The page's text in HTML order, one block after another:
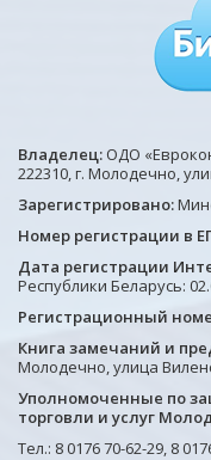
Владелец: ОДО
222310, г. Молодечно,
Зарегистрировано:
Номер регистрации в
Дата регистрации
Республики Беларусь:
Регистрационный
Книга замечаний и
Молодечно, улица
Уполномоченные по
торговли и услуг
Тел.: 8 0176 70-62-29, 8